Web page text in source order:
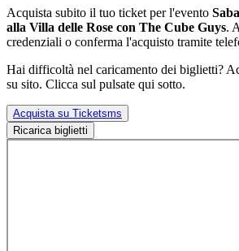
Acquista subito il tuo ticket per l'evento
alla Villa delle Rose con The Cube Guys.
credenziali o conferma l'acquisto tramite
Hai difficoltà nel caricamento dei biglietti?
su sito. Clicca sul pulsate qui sotto.
Acquista su Ticketsms
Ricarica biglietti